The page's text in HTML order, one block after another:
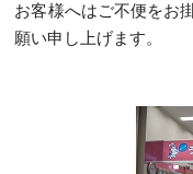
お客様へはご不便をお
願い申し上げます。